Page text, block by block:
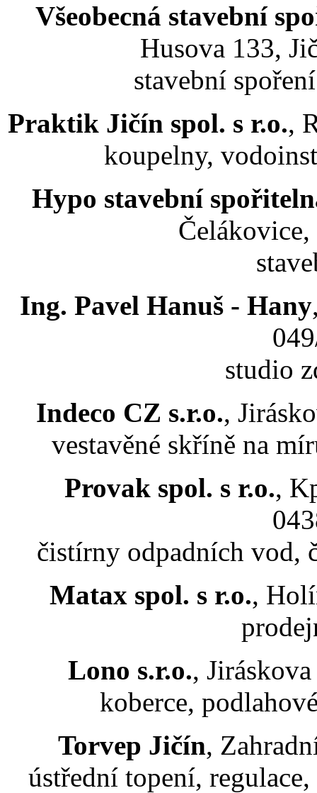
Všeobecná stavební
Husova 133,
stavební
Praktik Jičín spol. s r.o.,
koupelny,
Hypo stavební
Ing. Pavel Hanuš - Hany
studio
Indeco CZ s.r.o.,
vestavěné skříně na
Provak spol. s r.o.,
čistírny odpadních vod,
Matax spol. s r.o.,
Lono s.r.o.,
koberce,
Torvep Jičín,
ústřední topení,